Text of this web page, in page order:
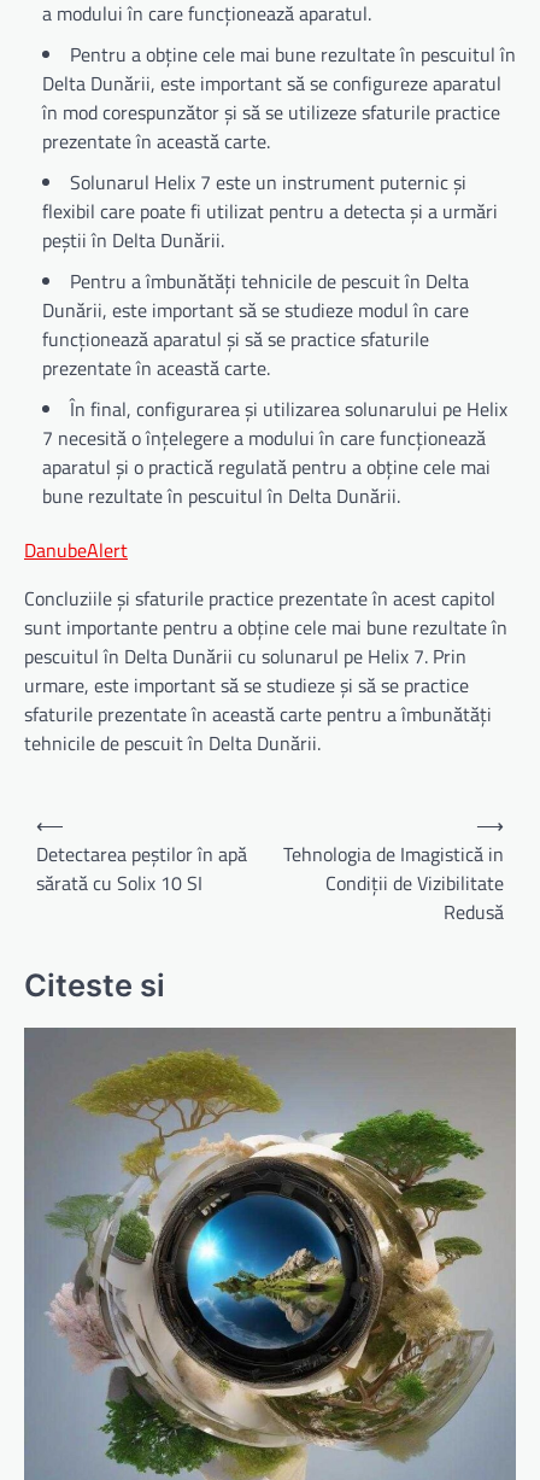
a modului în care funcționează aparatul.
Pentru a obține cele mai bune rezultate în pescuitul în
Delta Dunării, este important să se configureze aparatul
în mod corespunzător și să se utilizeze sfaturile practice
prezentate în această carte.
Solunarul Helix 7 este un instrument puternic și
flexibil care poate fi utilizat pentru a detecta și a urmări
peștii în Delta Dunării.
Pentru a îmbunătăți tehnicile de pescuit în Delta
Dunării, este important să se studieze modul în care
funcționează aparatul și să se practice sfaturile
prezentate în această carte.
În final, configurarea și utilizarea solunarului pe Helix
7 necesită o înțelegere a modului în care funcționează
aparatul și o practică regulată pentru a obține cele mai
bune rezultate în pescuitul în Delta Dunării.
DanubeAlert
Concluziile și sfaturile practice prezentate în acest capitol
sunt importante pentru a obține cele mai bune rezultate în
pescuitul în Delta Dunării cu solunarul pe Helix 7. Prin
urmare, este important să se studieze și să se practice
sfaturile prezentate în această carte pentru a îmbunătăți
tehnicile de pescuit în Delta Dunării.
Navigare
în
articole
⟵
Detectarea peștilor în apă
sărată cu Solix 10 SI
Tehnologia de Imagistică in
Condiții de Vizibilitate
Redusă
⟶
Citeste si